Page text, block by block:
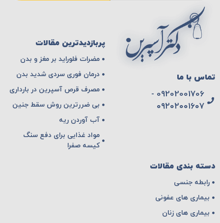
تماس با ما
09202001706 -
۰۹۲۰۲۰۰۱۶۰۷
پربازدیدترین مقالات
مضرات فلوراید بر مغز و بدن
درمان فوری سردی شدید بدن
مصرف قرص آسپرین در بارداری
بی ضررترین روش سقط جنین
آب آوردن ریه
مواد غذایی برای دفع سنگ
کیسه صفرا
دسته بندی مقالات
رابطه جنسی
بیماری های عفونی
بیماری های زنان